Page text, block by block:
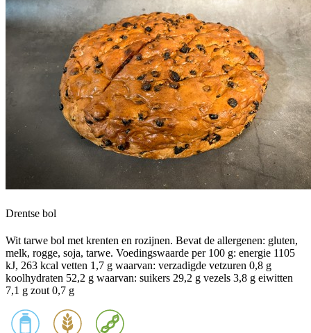
Drentse bol
Wit tarwe bol met krenten en rozijnen. Bevat de allergenen: gluten,
melk, rogge, soja, tarwe. Voedingswaarde per 100 g: energie 1105
kJ, 263 kcal vetten 1,7 g waarvan: verzadigde vetzuren 0,8 g
koolhydraten 52,2 g waarvan: suikers 29,2 g vezels 3,8 g eiwitten
7,1 g zout 0,7 g